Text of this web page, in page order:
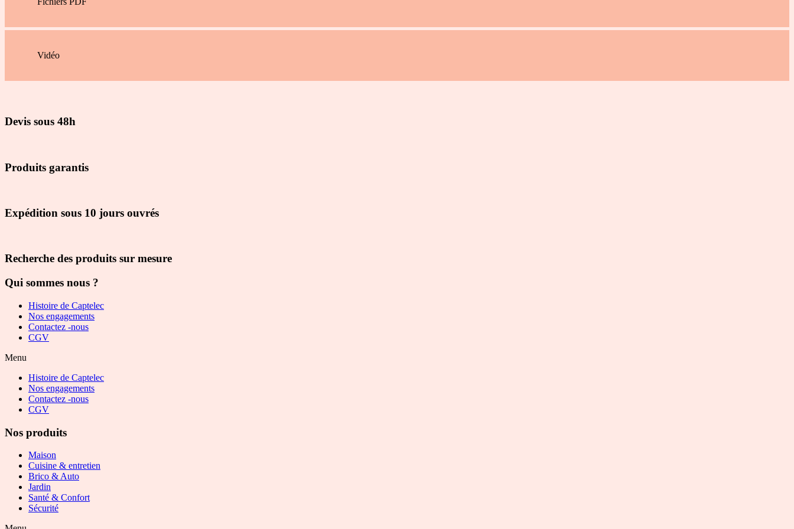
Vidéo
Devis sous 48h
Produits garantis
Expédition sous 10 jours ouvrés
Recherche des produits sur mesure
Qui sommes nous ?
Histoire de Captelec
Nos engagements
Contactez -nous
CGV
Menu
Histoire de Captelec
Nos engagements
Contactez -nous
CGV
Nos produits
Maison
Cuisine & entretien
Brico & Auto
Jardin
Santé & Confort
Sécurité